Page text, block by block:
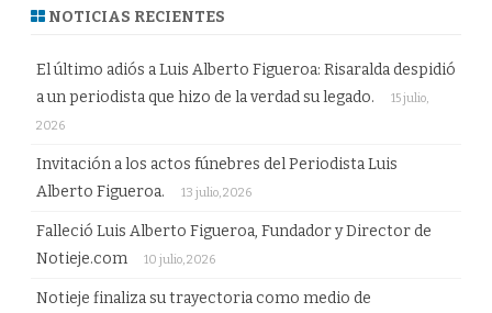
NOTICIAS RECIENTES
El último adiós a Luis Alberto Figueroa: Risaralda despidió
a un periodista que hizo de la verdad su legado.
15 julio,
2026
Invitación a los actos fúnebres del Periodista Luis
Alberto Figueroa.
13 julio, 2026
Falleció Luis Alberto Figueroa, Fundador y Director de
Notieje.com
10 julio, 2026
Notieje finaliza su trayectoria como medio de